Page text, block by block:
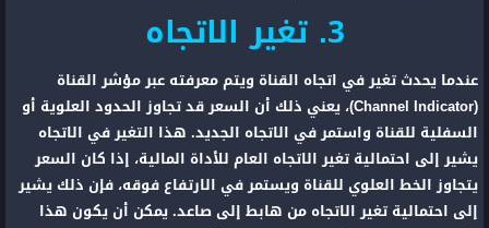
3. تغير الاتجاه
عندما يحدث تغير في اتجاه القناة ويتم معرفته عبر مؤشر القناة
(Channel Indicator)، يعني ذلك أن السعر قد تجاوز الحدود العلوية أو
السفلية للقناة واستمر في الاتجاه الجديد. هذا التغير في الاتجاه
يشير إلى احتمالية تغير الاتجاه العام للأداة المالية، إذا كان السعر
يتجاوز الخط العلوي للقناة ويستمر في الارتفاع فوقه، فإن ذلك يشير
إلى احتمالية تغير الاتجاه من هابط إلى صاعد. يمكن أن يكون هذا